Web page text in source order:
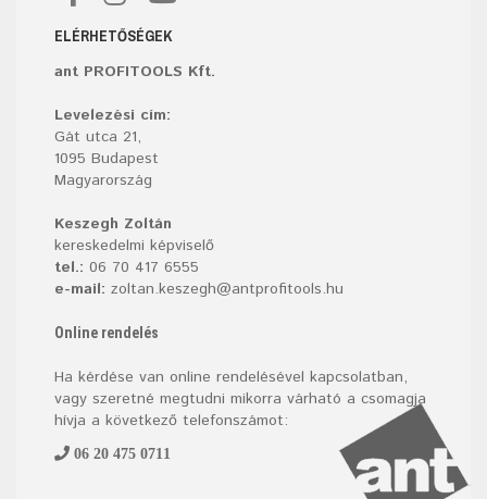
ELÉRHETŐSÉGEK
ant PROFITOOLS Kft.
Levelezési cím:
Gát utca 21,
1095 Budapest
Magyarország
Keszegh Zoltán
kereskedelmi képviselő
tel.: 06 70 417 6555
e-mail: zoltan.keszegh@antprofitools.hu
Online rendelés
Ha kérdése van online rendelésével kapcsolatban,
vagy szeretné megtudni mikorra várható a csomagja
hívja a következő telefonszámot:
06 20 475 0711